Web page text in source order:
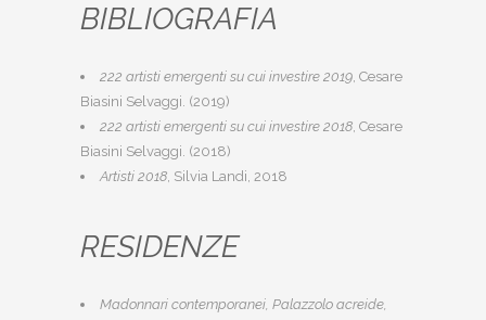
BIBLIOGRAFIA
222 artisti emergenti su cui investire 2019, Cesare
Biasini Selvaggi. (2019)
222 artisti emergenti su cui investire 2018, Cesare
Biasini Selvaggi. (2018)
Artisti 2018, Silvia Landi, 2018
RESIDENZE
Madonnari contemporanei, Palazzolo acreide,